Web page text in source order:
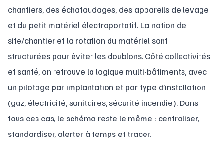
chantiers, des échafaudages, des appareils de levage
et du petit matériel électroportatif. La notion de
site/chantier et la rotation du matériel sont
structurées pour éviter les doublons. Côté collectivités
et santé, on retrouve la logique multi-bâtiments, avec
un pilotage par implantation et par type d’installation
(gaz, électricité, sanitaires, sécurité incendie). Dans
tous ces cas, le schéma reste le même : centraliser,
standardiser, alerter à temps et tracer.